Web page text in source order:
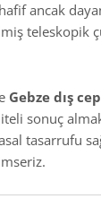
ancak
teleskopik
Gebze dış
sonuç
tasarrufu